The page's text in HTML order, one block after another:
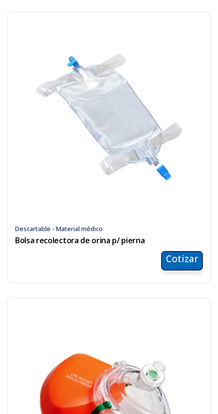
Descartable - Material médico
Bolsa recolectora de orina p/ pierna
Cotizar